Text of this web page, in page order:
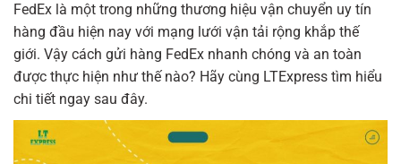
FedEx là một trong những thương hiệu vận chuyển uy tín
hàng đầu hiện nay với mạng lưới vận tải rộng khắp thế
giới. Vậy cách gửi hàng FedEx nhanh chóng và an toàn
được thực hiện như thế nào? Hãy cùng LTExpress tìm hiểu
chi tiết ngay sau đây.